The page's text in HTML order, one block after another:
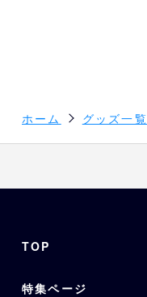
ホーム グッズ一覧
TOP
特集ページ